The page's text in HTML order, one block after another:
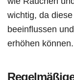
wichtig, da
beeinflussen
erhöhen können.